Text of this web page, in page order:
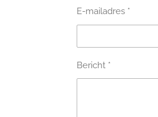
E-mailadres *
Bericht *